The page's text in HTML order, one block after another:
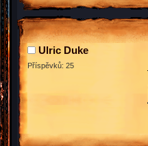
Ulric Duke
Příspěvků: 25